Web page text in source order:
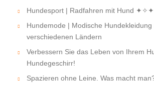
Hundesport | Radfahren mit Hund
Hundemode | Modische Hundekleidung
verschiedenen Ländern
Verbessern Sie das Leben von Ihrem
Hundegeschirr!
Spazieren ohne Leine. Was macht